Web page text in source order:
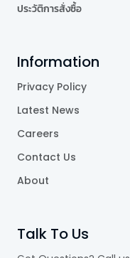
ประวัติการสั่งซื้อ
Information
Privacy Policy
Latest News
Careers
Contact Us
About
Talk To Us